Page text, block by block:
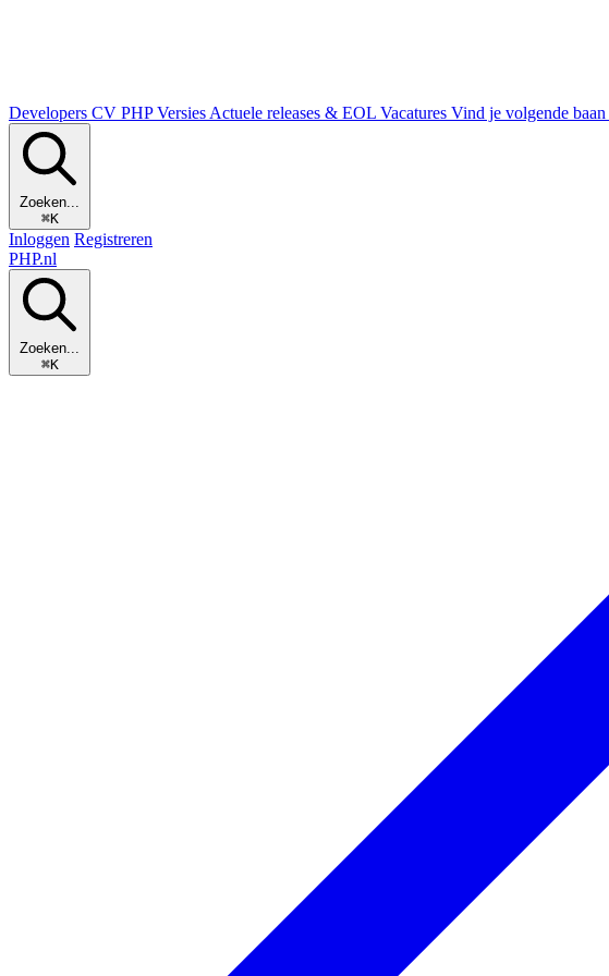
Developers CV PHP Versies Actuele releases & EOL Vacatures Vind je volgende baan
Zoeken...
⌘K
Inloggen Registreren
PHP.nl
Zoeken...
⌘K